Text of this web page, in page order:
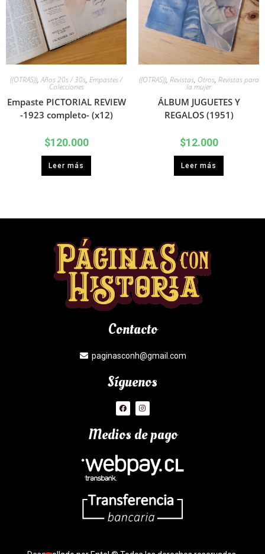
((OTRAS)),Años 20s / 30s, Empastes /
Colecciones
Empaste PICTORIAL REVIEW
-1923 completo- (x12)
$120.000
Leer más
((OTRAS)), Revistas, Otros, Revistas para
la mujer
ÁLBUM JUGUETES Y
REGALOS (1951)
$12.000
Leer más
Contacto
paginasconh@gmail.com
Síguenos
Medios de pago